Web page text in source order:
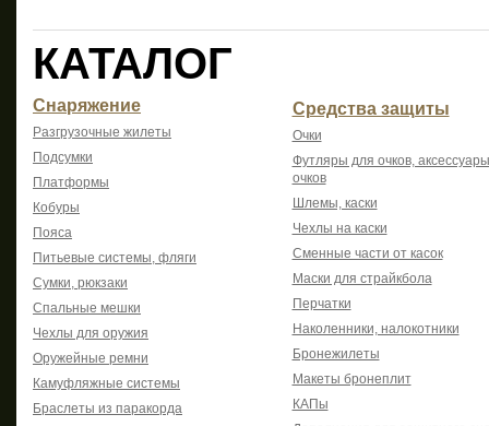
КАТАЛОГ
Снаряжение
Разгрузочные жилеты
Подсумки
Платформы
Кобуры
Пояса
Питьевые системы, фляги
Сумки, рюкзаки
Спальные мешки
Чехлы для оружия
Оружейные ремни
Камуфляжные системы
Браслеты из паракорда
Средства защиты
Очки
Футляры для очков,
очков
Шлемы, каски
Чехлы на каски
Сменные части от касок
Маски для страйкбола
Перчатки
Наколенники, налокотники
Бронежилеты
Макеты бронеплит
КАПы